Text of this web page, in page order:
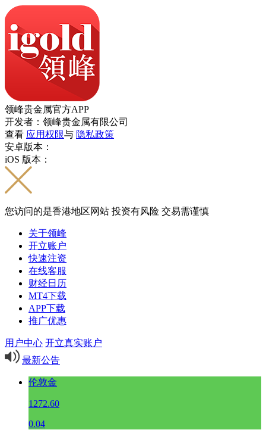
领峰贵金属官方APP
开发者：领峰贵金属有限公司
查看 应用权限与 隐私政策
安卓版本：
iOS 版本：
您访问的是香港地区网站 投资有风险 交易需谨慎
关于领峰
开立账户
快速注资
在线客服
财经日历
MT4下载
APP下载
推广优惠
用户中心 开立真实账户
最新公告
伦敦金
1272.60
0.04